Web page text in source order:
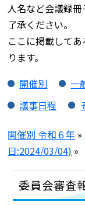
人名など会議録
了承ください。
ここに掲載して
ります。
開催別
一
議事日程
開催別 令和６年 »
日:2024/03/04) »
委員会審査